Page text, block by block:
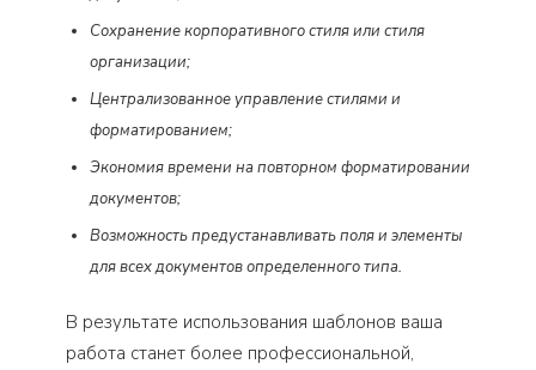
Сохранение корпоративного стиля или стиля
организации;
Централизованное управление стилями и
форматированием;
Экономия времени на повторном форматировании
документов;
Возможность предустанавливать поля и элементы
для всех документов определенного типа.
В результате использования шаблонов ваша
работа станет более профессиональной,